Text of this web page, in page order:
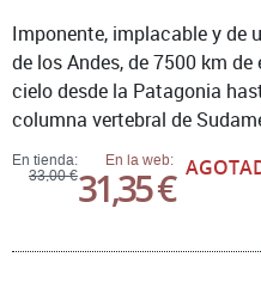
En tienda:
33,00 €
En la web:
31,35 €
Imponente, implacable y de
de los Andes, de 7500 km
cielo desde la Patagonia
columna vertebral de